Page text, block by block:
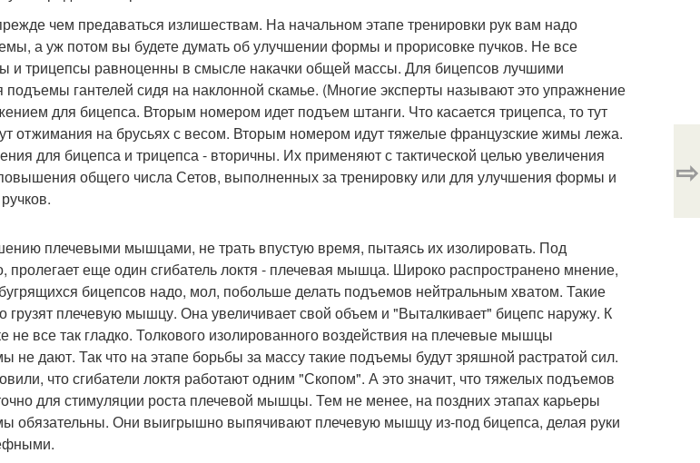
чем предаваться излишествам. На начальном этапе тренировки рук вам надо
а уж потом вы будете думать об улучшении формы и прорисовке пучков. Не все
и трицепсы равноценны в смысле накачки общей массы. Для бицепсов лучшими
гантелей сидя на наклонной скамье. (Многие эксперты называют это упражнение
для бицепса. Вторым номером идет подъем штанги. Что касается трицепса, то тут
отжимания на брусьях с весом. Вторым номером идут тяжелые французские жимы лежа.
для бицепса и трицепса - вторичны. Их применяют с тактической целью увеличения
общего числа Сетов, выполненных за тренировку или для улучшения формы и
плечевыми мышцами, не трать впустую время, пытаясь их изолировать. Под
пролегает еще один сгибатель локтя - плечевая мышца. Широко распространено мнение,
бицепсов надо, мол, побольше делать подъемов нейтральным хватом. Такие
грузят плечевую мышцу. Она увеличивает свой объем и "Выталкивает" бицепс наружу. К
не все так гладко. Толкового изолированного воздействия на плечевые мышцы
не дают. Так что на этапе борьбы за массу такие подъемы будут зряшной растратой сил.
что сгибатели локтя работают одним "Скопом". А это значит, что тяжелых подъемов
для стимуляции роста плечевой мышцы. Тем не менее, на поздних этапах карьеры
обязательны. Они выигрышно выпячивают плечевую мышцу из-под бицепса, делая руки
⇨